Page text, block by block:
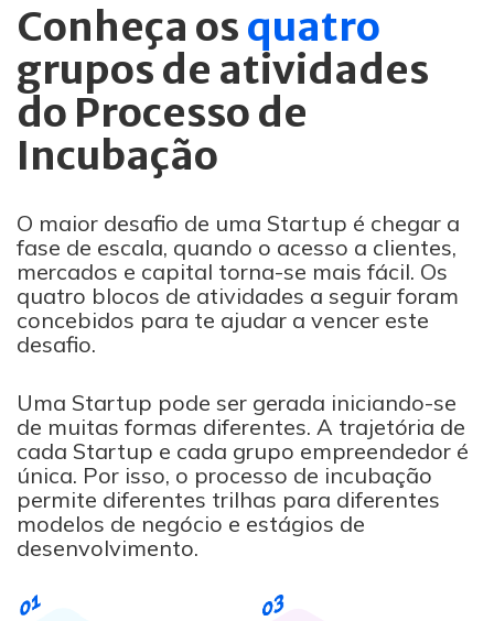
Conheça os quatro
grupos de atividades
do Processo de
Incubação
O maior desafio de uma Startup é chegar a
fase de escala, quando o acesso a clientes,
mercados e capital torna-se mais fácil. Os
quatro blocos de atividades a seguir foram
concebidos para te ajudar a vencer este
desafio.
Uma Startup pode ser gerada iniciando-se
de muitas formas diferentes. A trajetória de
cada Startup e cada grupo empreendedor é
única. Por isso, o processo de incubação
permite diferentes trilhas para diferentes
modelos de negócio e estágios de
desenvolvimento.